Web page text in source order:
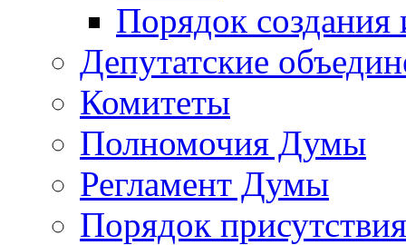
Порядок создания
Депутатские
Комитеты
Полномочия Думы
Регламент Думы
Порядок